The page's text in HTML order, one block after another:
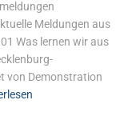
Meldungen aus
Was lernen wir aus
von Demonstration